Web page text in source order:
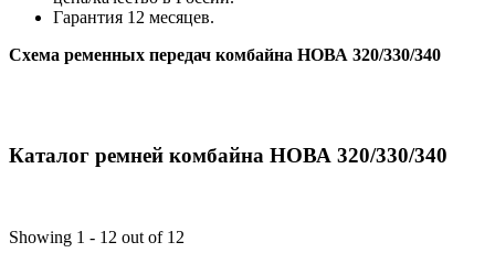
Гарантия 12 месяцев.
Схема ременных передач комбайна НОВА 320/330/340
Каталог ремней комбайна НОВА 320/330/340
Showing 1 - 12 out of 12